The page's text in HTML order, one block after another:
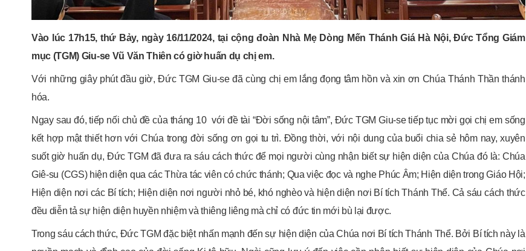
Vào lúc 17h15, thứ Bảy, ngày 16/11/2024, tại cộng đoàn Nhà Mẹ Dòng Mến Thánh Giá Hà Nội, Đức Tổng Giám
mục (TGM) Giu-se Vũ Văn Thiên có giờ huấn dụ chị em.
Với những giây phút đầu giờ, Đức TGM Giu-se đã cùng chị em lắng đọng tâm hồn và xin ơn Chúa Thánh Thần thánh
hóa.
Ngay sau đó, tiếp nối chủ đề của tháng 10 với đề tài “Đời sống nội tâm”, Đức TGM Giu-se tiếp tục mời gọi chị em sống
kết hợp mật thiết hơn với Chúa trong đời sống ơn gọi tu trì. Đồng thời, với nội dung của buổi chia sẻ hôm nay, xuyên
suốt giờ huấn dụ, Đức TGM đã đưa ra sáu cách thức để mọi người cùng nhận biết sự hiện diện của Chúa đó là: Chúa
Giê-su (CGS) hiện diện qua các Thừa tác viên có chức thánh; Qua việc đọc và nghe Phúc Âm; Hiện diện trong Giáo Hội;
Hiện diện nơi các Bí tích; Hiện diện nơi người nhỏ bé, khó nghèo và hiện diện nơi Bí tích Thánh Thể. Cả sáu cách thức
đều diễn tả sự hiện diện huyền nhiệm và thiêng liêng mà chỉ có đức tin mới bù lại được.
Trong sáu cách thức, Đức TGM đặc biệt nhấn mạnh đến sự hiện diện của Chúa nơi Bí tích Thánh Thể. Bởi Bí tích này là